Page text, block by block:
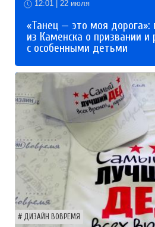
12:01 | 22 июля
«Танец — это моя дорога»:
из Каменска о призвании и
с особенными детьми
ДИЗАЙН ВОВРЕМЯ